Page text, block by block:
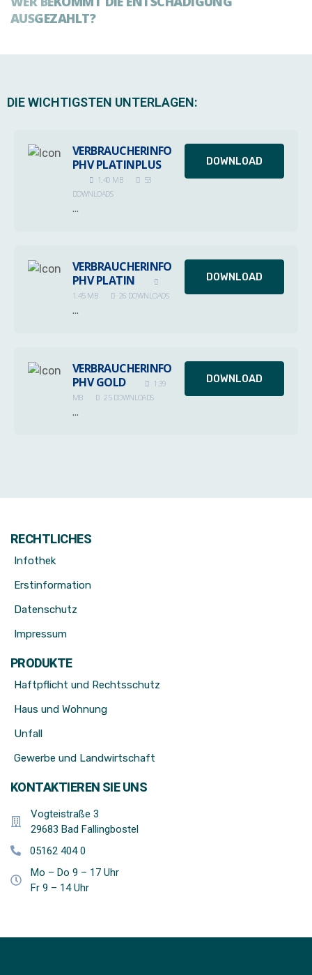
AUSGEZAHLT?
DIE WICHTIGSTEN UNTERLAGEN:
VERBRAUCHERINFO
PHV PLATINPLUS
1.40 MB
53
DOWNLOADS
...
DOWNLOAD
VERBRAUCHERINFO
PHV PLATIN
1.45 MB 26 DOWNLOADS
...
DOWNLOAD
VERBRAUCHERINFO
PHV GOLD
1.39
MB
25 DOWNLOADS
...
DOWNLOAD
RECHTLICHES
Infothek
Erstinformation
Datenschutz
Impressum
PRODUKTE
Haftpflicht und Rechtsschutz
Haus und Wohnung
Unfall
Gewerbe und Landwirtschaft
KONTAKTIEREN SIE UNS
Vogteistraße 3
29683 Bad Fallingbostel
05162 404 0
Mo – Do 9 – 17 Uhr
Fr 9 – 14 Uhr